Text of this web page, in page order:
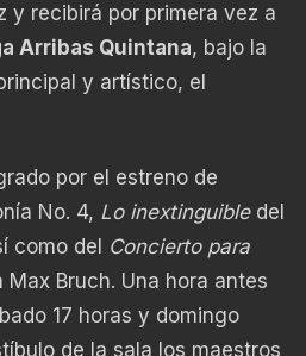
y recibirá por primera vez a
Arribas Quintana, bajo la
y artístico, el
por el estreno de
No. 4, Lo inextinguibledel
como del Concierto para
Bruch. Una hora antes
17 horas y domingo
de la sala los maestros